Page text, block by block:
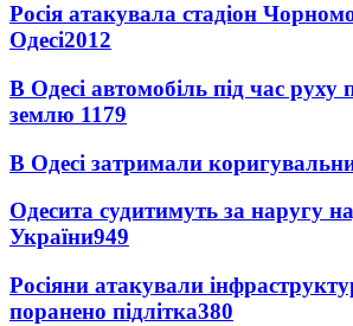
Росія атакувала стадіон
Одесі2012
В Одесі автомобіль під час руху
землю 1179
В Одесі затримали
Одесита судитимуть за наругу
України949
Росіяни атакували
поранено підлітка380